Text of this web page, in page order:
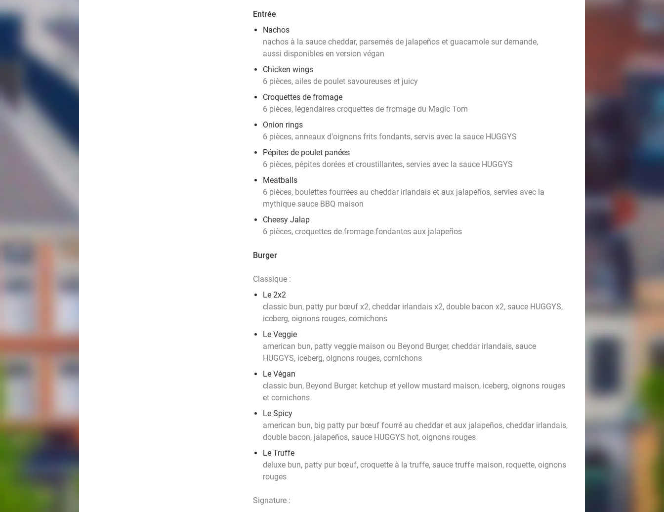
Entrée
Nachos
nachos à la sauce cheddar, parsemés de jalapeños et guacamole sur demande,
aussi disponibles en version végan
Chicken wings
6 pièces, ailes de poulet savoureuses et juicy
Croquettes de fromage
6 pièces, légendaires croquettes de fromage du Magic Tom
Onion rings
6 pièces, anneaux d'oignons frits fondants, servis avec la sauce HUGGYS
Pépites de poulet panées
6 pièces, pépites dorées et croustillantes, servies avec la sauce HUGGYS
Meatballs
6 pièces, boulettes fourrées au cheddar irlandais et aux jalapeños, servies avec la
mythique sauce BBQ maison
Cheesy Jalap
6 pièces, croquettes de fromage fondantes aux jalapeños
Burger
Classique :
Le 2x2
classic bun, patty pur bœuf x2, cheddar irlandais x2, double bacon x2, sauce HUGGYS,
iceberg, oignons rouges, cornichons
Le Veggie
american bun, patty veggie maison ou Beyond Burger, cheddar irlandais, sauce
HUGGYS, iceberg, oignons rouges, cornichons
Le Végan
classic bun, Beyond Burger, ketchup et yellow mustard maison, iceberg, oignons rouges
et cornichons
Le Spicy
american bun, big patty pur bœuf fourré au cheddar et aux jalapeños, cheddar irlandais,
double bacon, jalapeños, sauce HUGGYS hot, oignons rouges
Le Truffe
deluxe bun, patty pur bœuf, croquette à la truffe, sauce truffe maison, roquette, oignons
rouges
Signature :